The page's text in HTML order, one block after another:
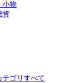
小物
貨
テゴリすべて